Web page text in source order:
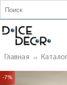
Главная →
-7%